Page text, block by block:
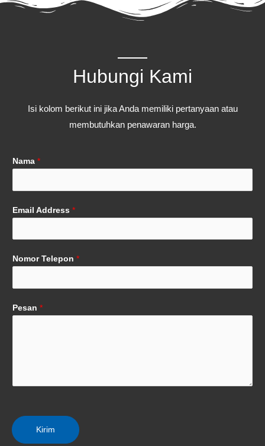
Hubungi Kami
Isi kolom berikut ini jika Anda memiliki pertanyaan atau
membutuhkan penawaran harga.
Nama *
Email Address *
Nomor Telepon *
Pesan *
Kirim